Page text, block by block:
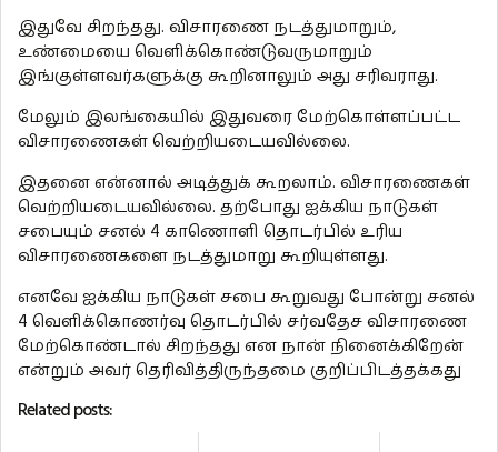
இதுவே சிறந்தது. விசாரணை நடத்துமாறும்,
உண்மையை வெளிக்கொண்டுவருமாறும்
இங்குள்ளவர்களுக்கு கூறினாலும் அது சரிவராது.
மேலும் இலங்கையில் இதுவரை மேற்கொள்ளப்பட்ட
விசாரணைகள் வெற்றியடையவில்லை.
இதனை என்னால் அடித்துக் கூறலாம். விசாரணைகள்
வெற்றியடையவில்லை. தற்போது ஐக்கிய நாடுகள்
சபையும் சனல் 4 காணொளி தொடர்பில் உரிய
விசாரணைகளை நடத்துமாறு கூறியுள்ளது.
எனவே ஐக்கிய நாடுகள் சபை கூறுவது போன்று சனல்
4 வெளிக்கொணர்வு தொடர்பில் சர்வதேச விசாரணை
மேற்கொண்டால் சிறந்தது என நான் நினைக்கிறேன்
என்றும் அவர் தெரிவித்திருந்தமை குறிப்பிடத்தக்கது
Related posts: